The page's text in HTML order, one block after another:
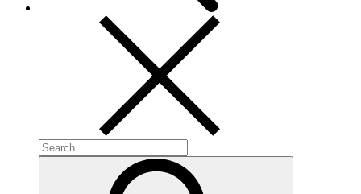
Search
for: